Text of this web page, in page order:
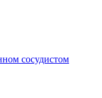
сосудистом